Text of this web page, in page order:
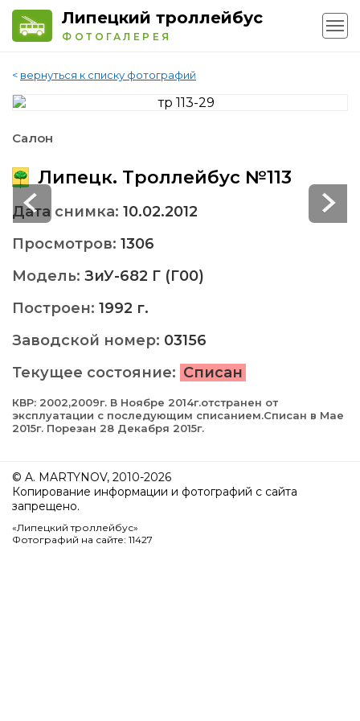
Липецкий троллейбус
ФОТОГАЛЕРЕЯ
< вернуться к списку фотографий
Салон
Липецк. Троллейбус №113
Дата снимка: 10.02.2012
Просмотров: 1306
Модель: ЗиУ-682 Г (Г00)
Построен: 1992 г.
Заводской номер: 03156
Текущее состояние: Списан
КВР: 2002,2009г. В Ноябре 2014г.отстранен от
эксплуатации с последующим списанием.Списан в Мае
2015г. Порезан 28 Декабря 2015г.
© A. MARTYNOV, 2010-2026
Копирование информации и фотографий с сайта
запрещено.
«Липецкий троллейбус»
Фотографий на сайте: 11427